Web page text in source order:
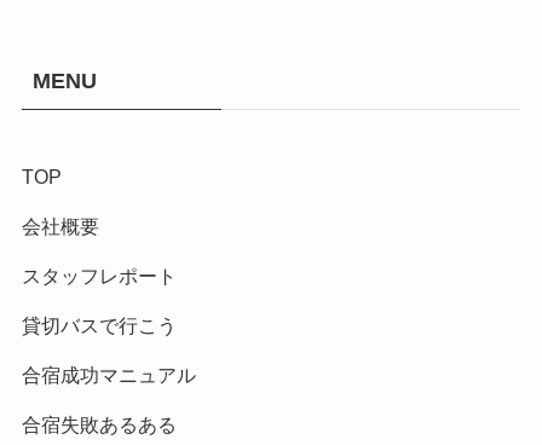
MENU
TOP
会社概要
スタッフレポート
貸切バスで行こう
合宿成功マニュアル
合宿失敗あるある